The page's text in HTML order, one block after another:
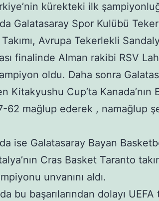
kürekteki ilk
Galatasaray Spor Kulübü
Avrupa Tekerlekli
finalinde Alman rakibi RSV
oldu. Daha sonra
Kitakyushu Cup’ta Kanada’nın
62 mağlup ederek , namağlup
ise Galatasaray Bayan
Cras Basket Taranto
unvanını aldı.
bu başarılarından dolayı UEFA